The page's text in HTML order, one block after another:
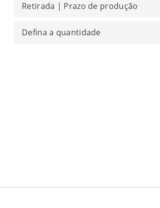
Retirada | Prazo de produção
Defina a quantidade